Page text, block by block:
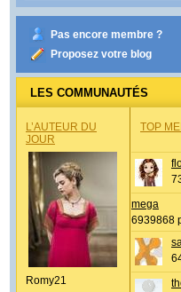
Pas encore membre ?
Proposez votre blog
LES COMMUNAUTÉS
L’AUTEUR DU
JOUR
Romy21
TOP
mega
6939868